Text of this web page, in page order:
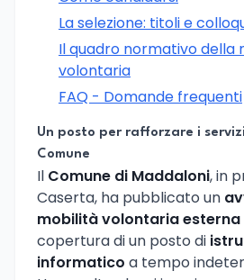
La selezione: titoli e
Il quadro normativo della
volontaria
FAQ - Domande frequenti
Un posto per rafforzare i
Comune
Il Comune di Maddaloni, in
Caserta, ha pubblicato un
mobilità volontaria esterna
copertura di un posto di
informatico a tempo